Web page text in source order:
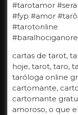
#tarotamor
#fyp #amor
#tarotonline
cartas de tarot,
hoje, tarot, taro,
taróloga online
cartomante,
cartomante
amoroso, o que